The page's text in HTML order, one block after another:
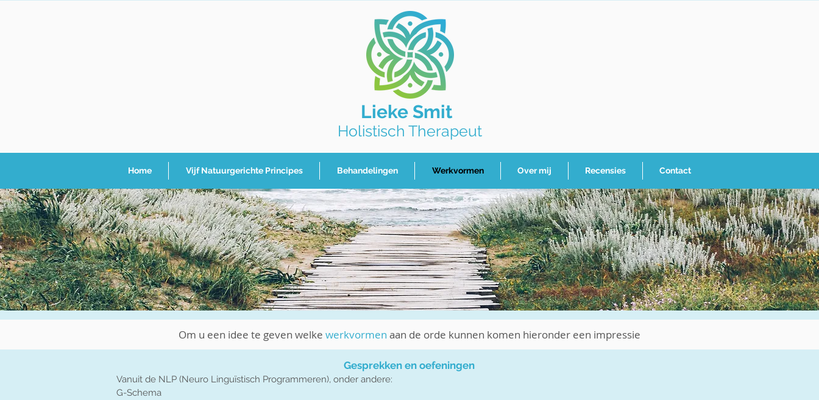
Lieke Smit
Holistisch Therapeut
Home Vijf Natuurgerichte Principes Behandelingen Werkvormen Over mij Recensies Contact
Om u een idee te geven welke werkvormen aan de orde kunnen komen hieronder een impressie
Gesprekken en oefeningen
Vanuit de NLP (Neuro Linguïstisch Programmeren), onder andere:
G-Schema